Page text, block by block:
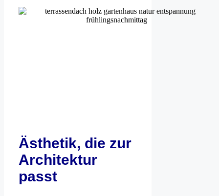
Ästhetik, die zur
Architektur
passt